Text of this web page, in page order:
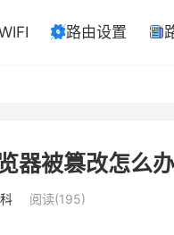
路由设置 ￋ
器被篡改怎么办
阅读(195)